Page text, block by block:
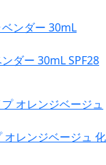
ダー 30mL SPF28
オレンジベージュ 化